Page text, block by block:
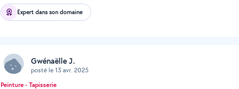
Expert dans son domaine
Gwénaëlle J.
posté le 13 avr. 2025
Peinture - Tapisserie